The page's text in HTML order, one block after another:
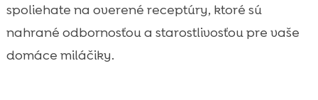
spoliehate na overené receptúry, ktoré sú
nahrané odbornosťou a starostlivosťou pre vaše
domáce miláčiky.